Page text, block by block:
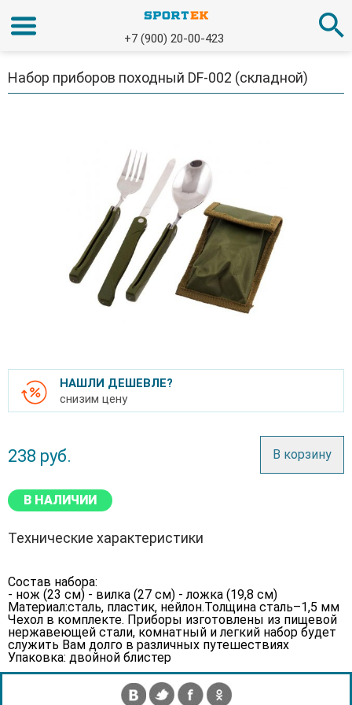
+7 (900) 20-00-423
Набор приборов походный DF-002 (складной)
НАШЛИ ДЕШЕВЛЕ?
снизим цену
238 руб. В корзину
В НАЛИЧИИ
Технические характеристики
Состав набора:
- нож (23 см) - вилка (27 см) - ложка (19,8 см)
Материал:сталь, пластик, нейлон.Толщина сталь–1,5 мм
Чехол в комплекте. Приборы изготовлены из пищевой
нержавеющей стали, комнатный и легкий набор будет
служить Вам долго в различных путешествиях
Упаковка: двойной блистер